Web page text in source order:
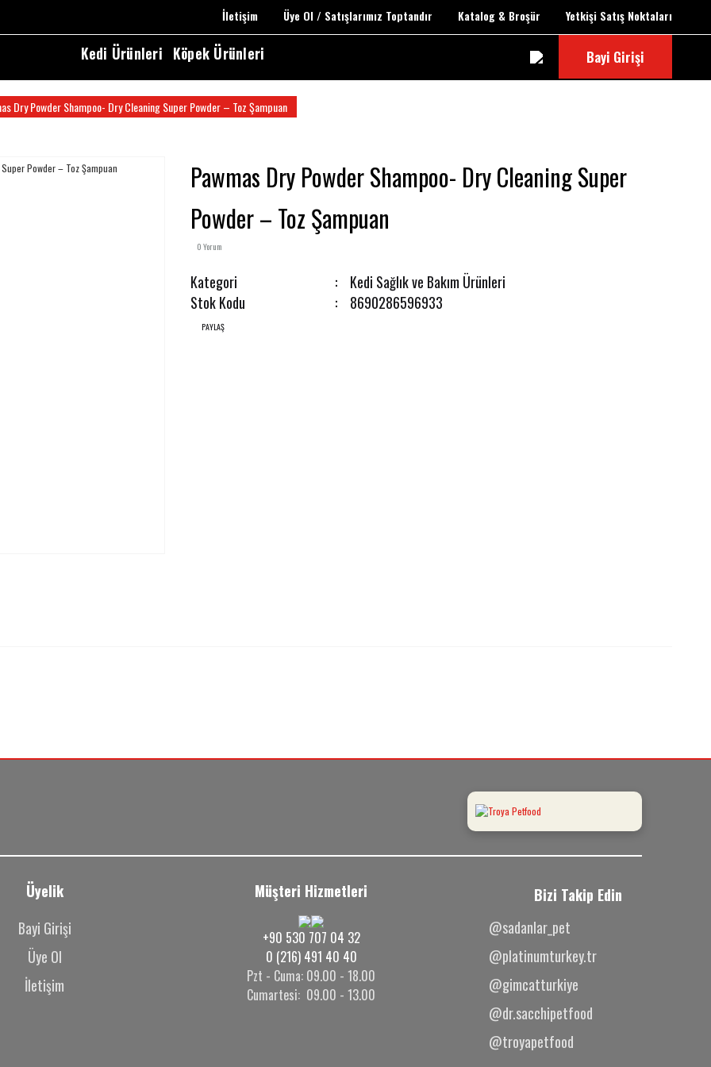
İletişim Üye Ol / Satışlarımız Toptandır Katalog & Broşür Yetkişi Satış Noktaları
Kedi Ürünleri Köpek Ürünleri Bayi Girişi
Dry Powder Shampoo- Dry Cleaning Super Powder – Toz Şampuan
Pawmas Dry Powder Shampoo- Dry Cleaning Super
Powder – Toz Şampuan
0 Yorum
Kategori
Kedi Sağlık ve Bakım Ürünleri
Stok Kodu
8690286596933
PAYLAŞ
Üyelik
Bayi Girişi
Üye Ol
İletişim
Müşteri Hizmetleri
+90 530 707 04 32
0 (216) 491 40 40
Pzt - Cuma: 09.00 - 18.00
Cumartesi: 09.00 - 13.00
Bizi Takip Edin
@sadanlar_pet
@platinumturkey.tr
@gimcatturkiye
@dr.sacchipetfood
@troyapetfood